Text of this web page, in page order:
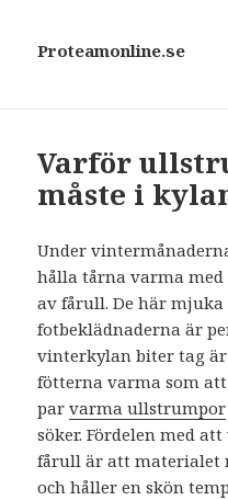
Proteamonline.se
Varför
måste i
Under
hålla tårna varma
av fårull. De här mjuka
fotbeklädnaderna är
vinterkylan biter tag
fötterna varma som
parvarma ullstrumpor
söker. Fördelen med
fårull är att materialet
och håller en skön